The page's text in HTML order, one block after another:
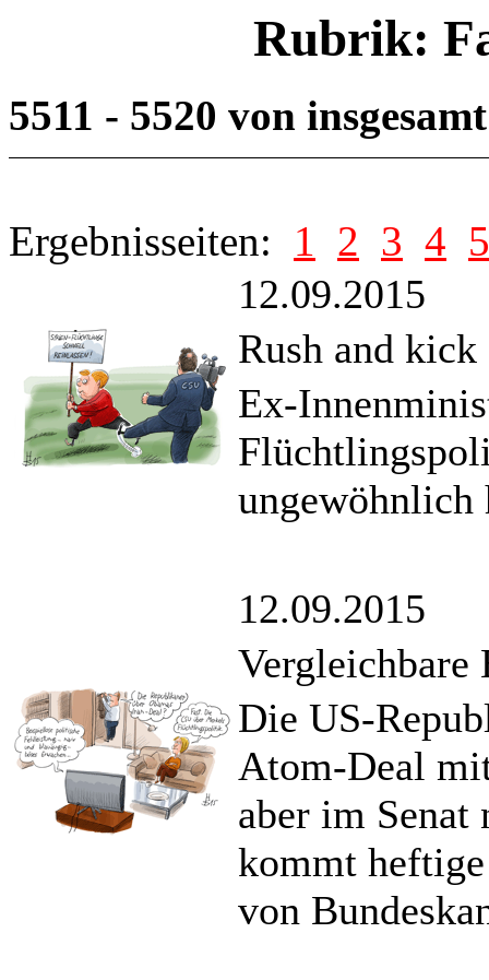
Rubrik:
5511 - 5520 von
Ergebnisseiten: 1 2 3 4 5
12.09.2015
Rush and kick
Ex-
ungewöhnlich
12.09.2015
Vergleichbare
Die US-
Atom-Deal
aber im
kommt
von